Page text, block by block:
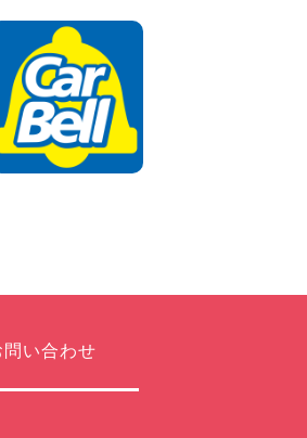
まで。もっと気
武秩父駅前店
タカー 西武秩父駅前
2026年08月03日
!【トヨタ・メ
を体感できる
! 千葉県 千葉北
円レンタカー 千葉北
2026年08月01日
ー導入決定!ハイ
4WDが仲間入り
広島北店
2026年08月01日
問い合わせ